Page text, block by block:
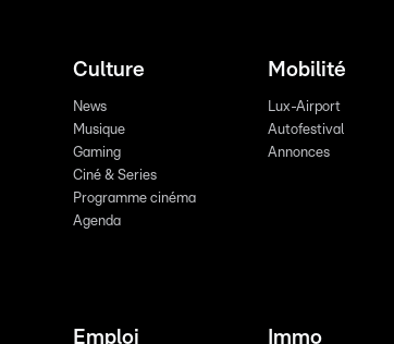
Culture
News
Musique
Gaming
Ciné & Series
Programme cinéma
Agenda
Mobilité
Lux-Airport
Autofestival
Annonces
Emploi Immo